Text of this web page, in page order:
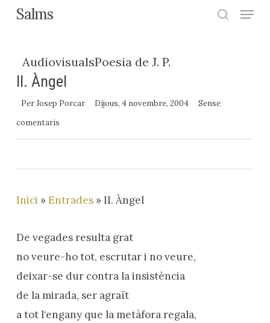
Skip
content
Salms Menu
AudiovisualsPoesia de J. P.
II. Àngel
PerJosep Porcar Dijous, 4 novembre, 2004
Sense
comentaris
Inici »Entrades»II. Àngel
De vegades resulta grat
no veure-ho tot, escrutar i no veure,
deixar-se dur contra la insistència
de la mirada, ser agraït
a tot l‘engany que la metàfora regala,